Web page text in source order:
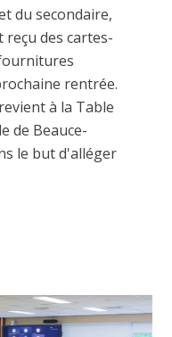
du secondaire,
reçu des cartes-
rentrée.
à la Table
de Beauce-
le but d'alléger